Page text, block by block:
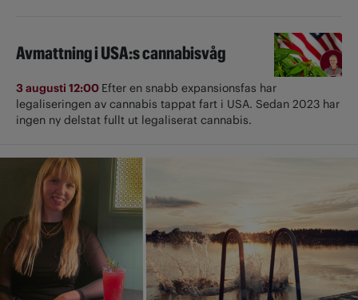
Avmattning i USA:s cannabisvåg
3 augusti 12:00 Efter en snabb expansionsfas har
legaliseringen av cannabis tappat fart i USA. Sedan 2023 har
ingen ny delstat fullt ut ­legaliserat cannabis.